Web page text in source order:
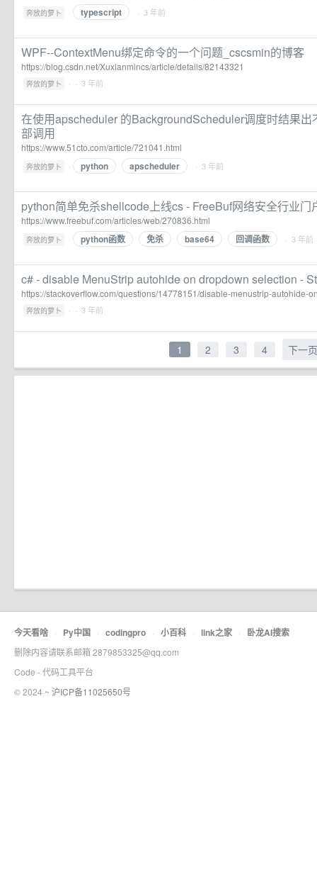
奔放的萝卜 · typescript · 3 年前
WPF--ContextMenu绑定命令的一个问题_cscsmin的博客
https://blog.csdn.net/Xuxianmincs/article/details/82143321
奔放的萝卜 · · 3 年前
在使用apscheduler 的BackgroundScheduler调度时结果
部调用
https://www.51cto.com/article/721041.html
奔放的萝卜 · python apscheduler · 3 年前
python简单免杀shellcode上线cs - FreeBuf网络安全行业门
https://www.freebuf.com/articles/web/270836.html
奔放的萝卜 · python函数 免杀 base64 回调函数 · 3 年前
c# - disable MenuStrip autohide on dropdown selection -
https://stackoverflow.com/questions/14778151/disable-menustrip-autohide-
奔放的萝卜 · · 3 年前
1 2 3 4 下一页
今天看啥 · Py中国 · codingpro · 小百科 · link之家 · 卧龙AI搜索
删除内容请联系邮箱 2879853325@qq.com
Code - 代码工具平台
© 2024 ~ 沪ICP备11025650号